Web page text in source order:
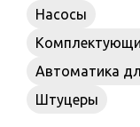
Насосы
Автоматика
Штуцеры